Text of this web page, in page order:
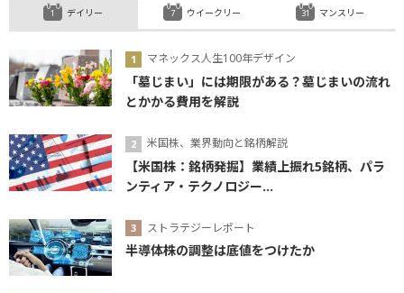
デイリー
マネックス人生100年デザイン
「墓じまい」には期限がある？墓じまいの流れ
とかかる費用を解説
米国株、業界動向と銘柄解説
【米国株：銘柄発掘】業績上振れ5銘柄、パラ
ンティア・テクノロジー...
ストラテジーレポート
半導体株の調整は底値をつけたか
ウイークリー マンスリー